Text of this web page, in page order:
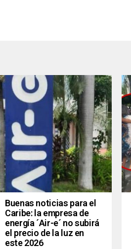
Buenas noticias para el
Caribe: la empresa de
energía ´Air-e´ no subirá
el precio de la luz en
este 2026